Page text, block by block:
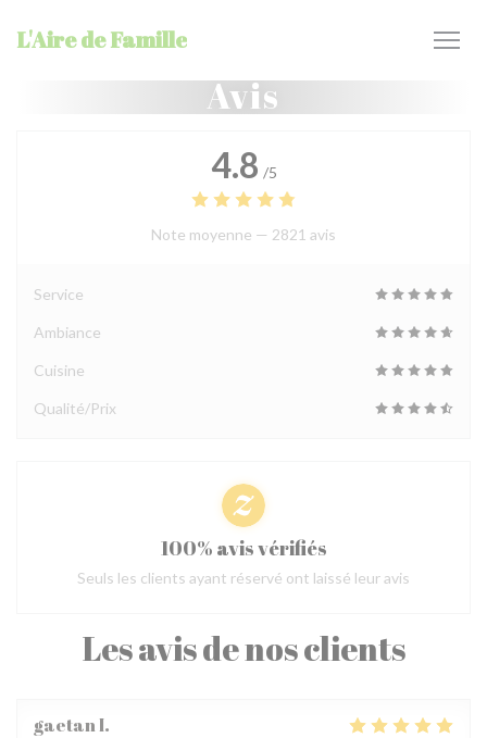
L'Aire de Famille
Avis
Les avis de nos clients
gaetanI
4.8 /5
Note moyenne — 2821 avis
Service
Ambiance
Cuisine
Qualité/Prix
100% avis vérifiés
Seuls les clients ayant réservé ont laissé leur avis